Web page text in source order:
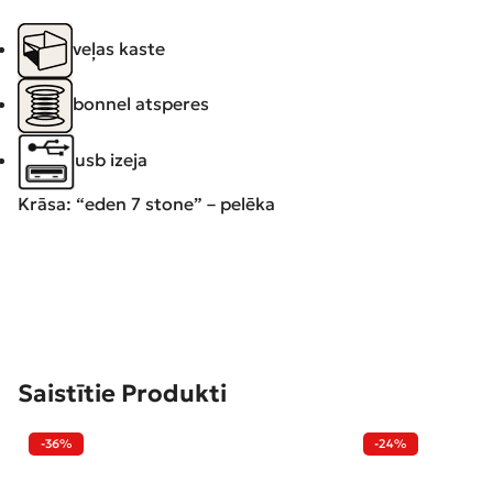
veļas kaste
bonnel atsperes
usb izeja
Krāsa: “eden 7 stone” – pelēka
Saistītie Produkti
-36% -24%